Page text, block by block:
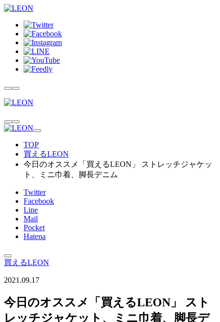
TOP
買えるLEON
今日のオススメ「買えるLEON」 ストレッチジャケッ
ト、ミニ巾着、脚長デニム
Twitter
Facebook
Line
Mail
Pocket
Hatena
買えるLEON
2021.09.17
今日のオススメ「買えるLEON」 スト
レッチジャケット、ミニ巾着、脚長デ